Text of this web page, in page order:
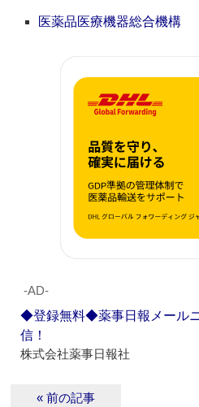
医薬品医療機器総合機構
‐AD‐
◆登録無料◆薬事日報メール
信！
株式会社薬事日報社
« 前の記事